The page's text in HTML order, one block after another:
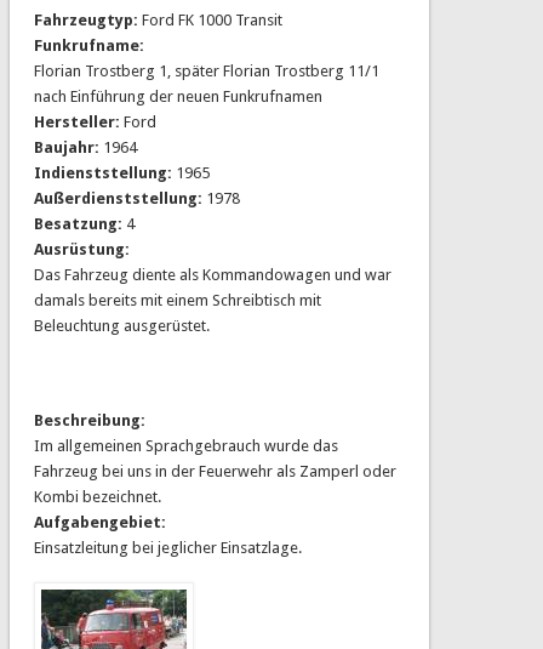
Fahrzeugtyp: Ford FK 1000 Transit
Funkrufname:
Florian Trostberg 1, später Florian Trostberg 11/1
nach Einführung der neuen Funkrufnamen
Hersteller: Ford
Baujahr: 1964
Indienststellung: 1965
Außerdienststellung: 1978
Besatzung: 4
Ausrüstung:
Das Fahrzeug diente als Kommandowagen und war
damals bereits mit einem Schreibtisch mit
Beleuchtung ausgerüstet.
Beschreibung:
Im allgemeinen Sprachgebrauch wurde das
Fahrzeug bei uns in der Feuerwehr als Zamperl oder
Kombi bezeichnet.
Aufgabengebiet:
Einsatzleitung bei jeglicher Einsatzlage.